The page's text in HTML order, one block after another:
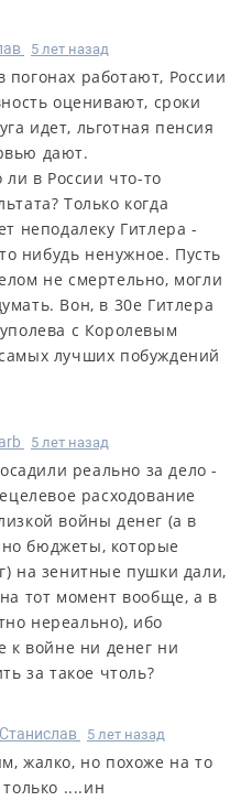
5 лет назад
работают, России
оценивают, сроки
идет, льготная пенсия
дают.
ли в России что-то
Только когда
неподалеку Гитлера -
нибудь ненужное. Пусть
не смертельно, могли
Вон, в 30е Гитлера
с Королевым
лучших побуждений
5 лет назад
реально за дело -
расходование
войны денег (а в
бюджеты, которые
на зенитные пушки дали,
тот момент вообще, а в
нереально), ибо
к войне ни денег ни
за такое чтоль?
Станислав 5 лет назад
жалко, но похоже на то
....ин